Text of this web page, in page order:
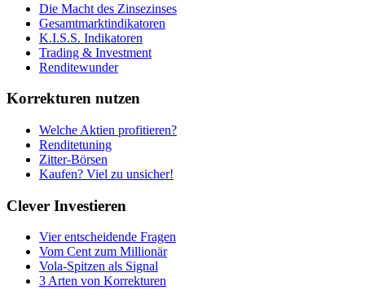
Die Macht des Zinsezinses
Gesamtmarktindikatoren
K.I.S.S. Indikatoren
Trading & Investment
Renditewunder
Korrekturen nutzen
Welche Aktien profitieren?
Renditetuning
Zitter-Börsen
Kaufen? Viel zu unsicher!
Clever Investieren
Vier entscheidende Fragen
Vom Cent zum Millionär
Vola-Spitzen als Signal
3 Arten von Korrekturen